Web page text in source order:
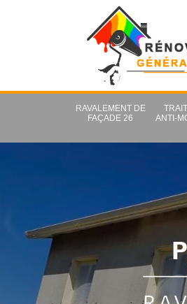
RAVALEMENT DE
FAÇADE 26
ANTI-